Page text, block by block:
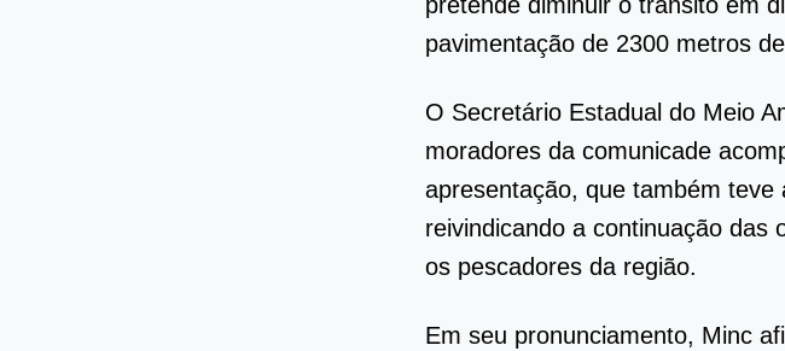
pretende diminuir o trânsito em
pavimentação de 2300 metros
O Secretário Estadual do Meio
moradores da comunicade
apresentação, que também
reivindicando a continuação
os pescadores da região.
Em seu pronunciamento, Minc